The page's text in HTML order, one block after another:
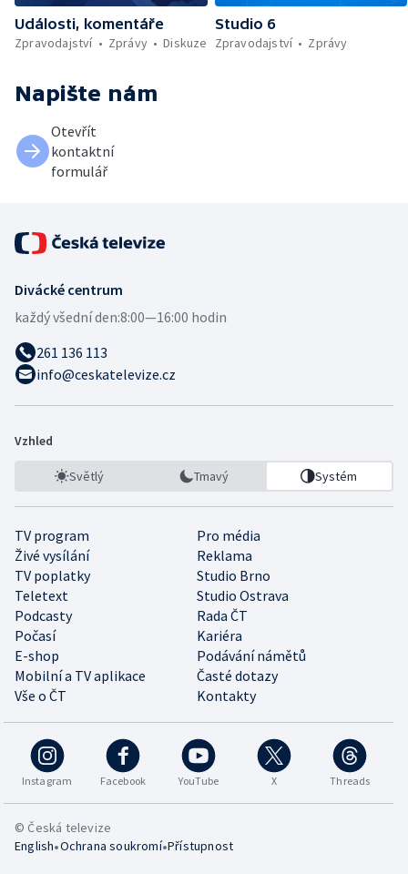
Události, komentáře
Zpravodajství
Zprávy Diskuze
Studio 6
Zpravodajství
Zprávy
Napište nám
Otevřít
kontaktní
formulář
Divácké centrum
každý všední den:8:00—16:00 hodin
261 136 113
info@ceskatelevize.cz
Vzhled
Světlý Tmavý Systém
TV program
Pro média
Živé vysílání
Reklama
TV poplatky
Studio Brno
Teletext
Studio Ostrava
Podcasty
Rada ČT
Počasí
Kariéra
E-shop
Podávání námětů
Mobilní a TV aplikace
Časté dotazy
Vše o ČT
Kontakty
Instagram Facebook YouTube X Threads
© Česká televize
English•Ochrana soukromí•Přístupnost